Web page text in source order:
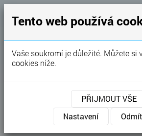
GARÁŽOVÁ
Karel
Garážová vrata, brány,
Kontaktujte nás
KONTAKTUJTE
Tento web používá
Vaše soukromí je důležité. Můžete si
cookies níže.
PŘIJMOUT VŠE
Nastavení